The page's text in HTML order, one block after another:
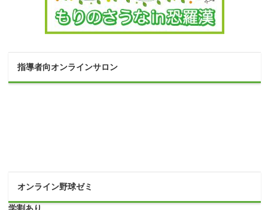
指導者向オンラインサロン
オンライン野球ゼミ